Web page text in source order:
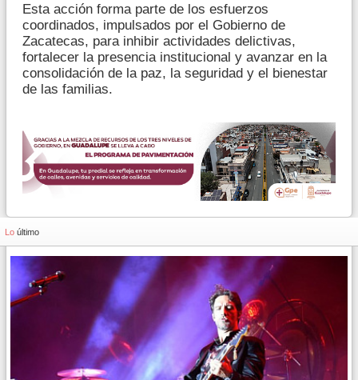
Esta acción forma parte de los esfuerzos
coordinados, impulsados por el Gobierno de
Zacatecas, para inhibir actividades delictivas,
fortalecer la presencia institucional y avanzar en la
consolidación de la paz, la seguridad y el bienestar
de las familias.
Lo último